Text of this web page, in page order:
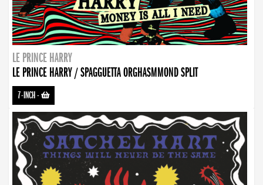
LE PRINCE HARRY
LE PRINCE HARRY / SPAGGUETTA ORGHASMMOND SPLIT
7-INCH-